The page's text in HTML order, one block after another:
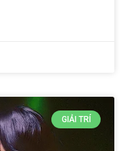
GIẢI TRÍ